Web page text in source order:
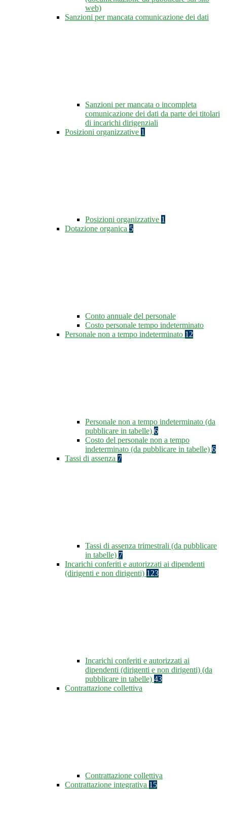
web)
Sanzioni per mancata comunicazione dei dati
Sanzioni per mancata o incompleta
comunicazione dei dati da parte dei titolari
di incarichi dirigenziali
Posizioni organizzative 1
Posizioni organizzative 1
Dotazione organica 5
Conto annuale del personale
Costo personale tempo indeterminato
Personale non a tempo indeterminato 12
Personale non a tempo indeterminato (da
pubblicare in tabelle) 6
Costo del personale non a tempo
indeterminato (da pubblicare in tabelle) 6
Tassi di assenza 7
Tassi di assenza trimestrali (da pubblicare
in tabelle) 7
Incarichi conferiti e autorizzati ai dipendenti
(dirigenti e non dirigenti) 123
Incarichi conferiti e autorizzati ai
dipendenti (dirigenti e non dirigenti) (da
pubblicare in tabelle) 43
Contrattazione collettiva
Contrattazione collettiva
Contrattazione integrativa 15